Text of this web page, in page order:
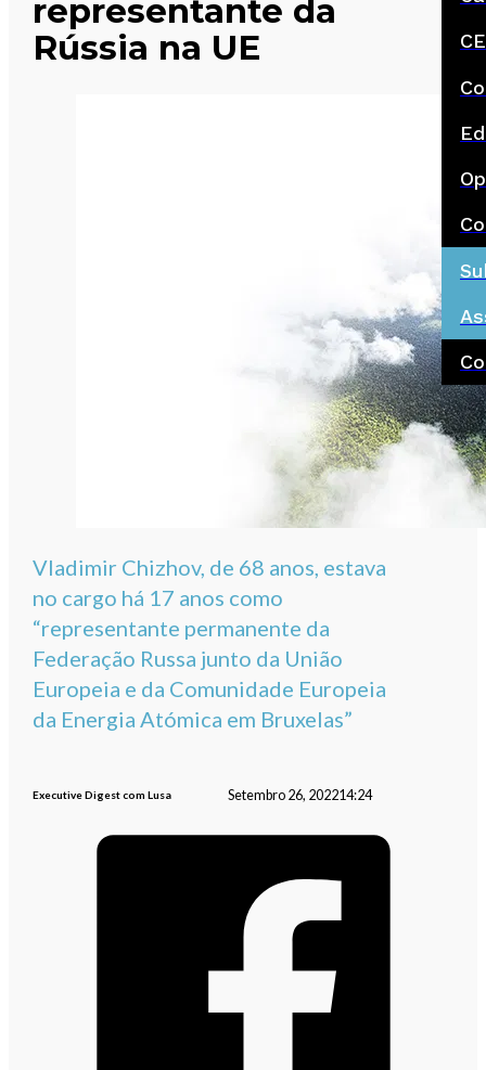
representante da
Rússia na UE
Vladimir Chizhov, de 68 anos, estava
no cargo há 17 anos como
“representante permanente da
Federação Russa junto da União
Europeia e da Comunidade Europeia
da Energia Atómica em Bruxelas”
Executive Digest com Lusa Setembro 26, 202214:24